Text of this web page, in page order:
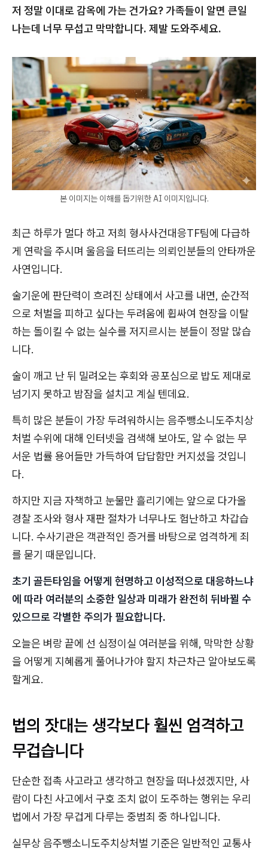
저 정말 이대로 감옥에 가는 건가요? 가족들이 알면 큰일
나는데 너무 무섭고 막막합니다. 제발 도와주세요.
본 이미지는 이해를 돕기위한 AI 이미지입니다.
최근 하루가 멀다 하고 저희 형사사건대응TF팀에 다급하
게 연락을 주시며 울음을 터뜨리는 의뢰인분들의 안타까운
사연입니다.
술기운에 판단력이 흐려진 상태에서 사고를 내면, 순간적
으로 처벌을 피하고 싶다는 두려움에 휩싸여 현장을 이탈
하는 돌이킬 수 없는 실수를 저지르시는 분들이 정말 많습
니다.
술이 깨고 난 뒤 밀려오는 후회와 공포심으로 밥도 제대로
넘기지 못하고 밤잠을 설치고 계실 텐데요.
특히 많은 분들이 가장 두려워하시는 음주뺑소니도주치상
처벌 수위에 대해 인터넷을 검색해 보아도, 알 수 없는 무
서운 법률 용어들만 가득하여 답답함만 커지셨을 것입니
다.
하지만 지금 자책하고 눈물만 흘리기에는 앞으로 다가올
경찰 조사와 형사 재판 절차가 너무나도 험난하고 차갑습
니다. 수사기관은 객관적인 증거를 바탕으로 엄격하게 죄
를 묻기 때문입니다.
초기 골든타임을 어떻게 현명하고 이성적으로 대응하느냐
에 따라 여러분의 소중한 일상과 미래가 완전히 뒤바뀔 수
있으므로 각별한 주의가 필요합니다.
오늘은 벼랑 끝에 선 심정이실 여러분을 위해, 막막한 상황
을 어떻게 지혜롭게 풀어나가야 할지 차근차근 알아보도록
할게요.
법의 잣대는 생각보다 훨씬 엄격하고
무겁습니다
단순한 접촉 사고라고 생각하고 현장을 떠나셨겠지만, 사
람이 다친 사고에서 구호 조치 없이 도주하는 행위는 우리
법에서 가장 무겁게 다루는 중범죄 중 하나입니다.
실무상 음주뺑소니도주치상처벌 기준은 일반적인 교통사